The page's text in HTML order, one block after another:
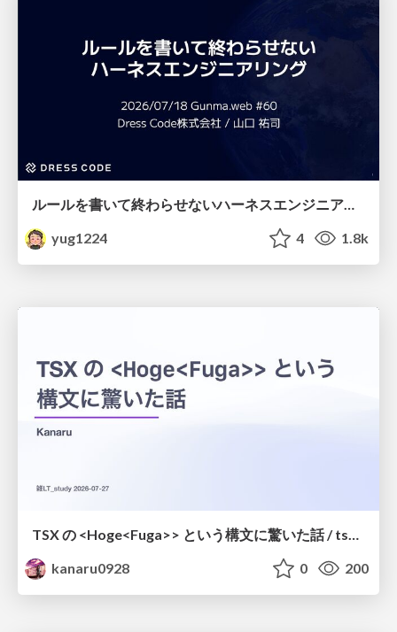
ルールを書いて終わらせないハーネスエンジニアリング
yug1224
4 1.8k
kanaru0928
0 200